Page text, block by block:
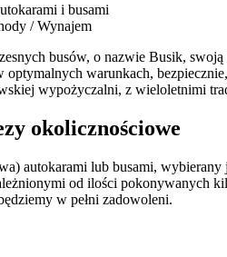
i busami
/ Wynajem
busów, o nazwie Busik,
warunkach,
wypożyczalni, z wieloletnimi
okolicznościowe
autokarami lub busami,
od ilości pokonywanych
w pełni zadowoleni.